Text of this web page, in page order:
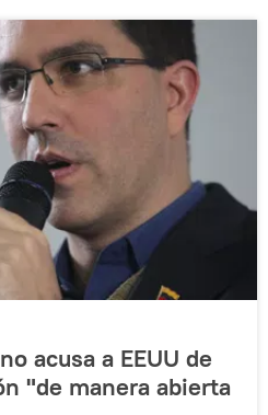
acusa a EEUU de
"de manera abierta